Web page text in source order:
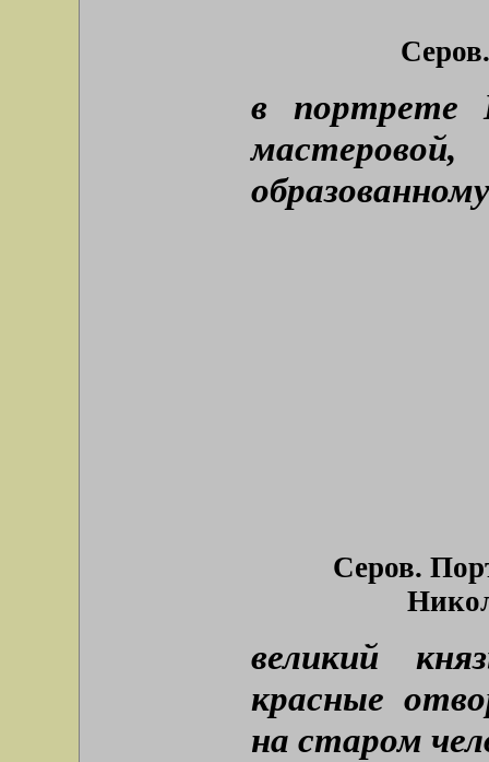
в портрете
Серов.
великий
красные
на старом